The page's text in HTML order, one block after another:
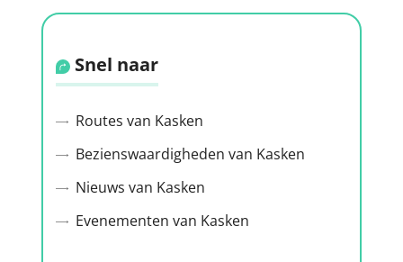
Snel naar
Routes van Kasken
Bezienswaardigheden van Kasken
Nieuws van Kasken
Evenementen van Kasken